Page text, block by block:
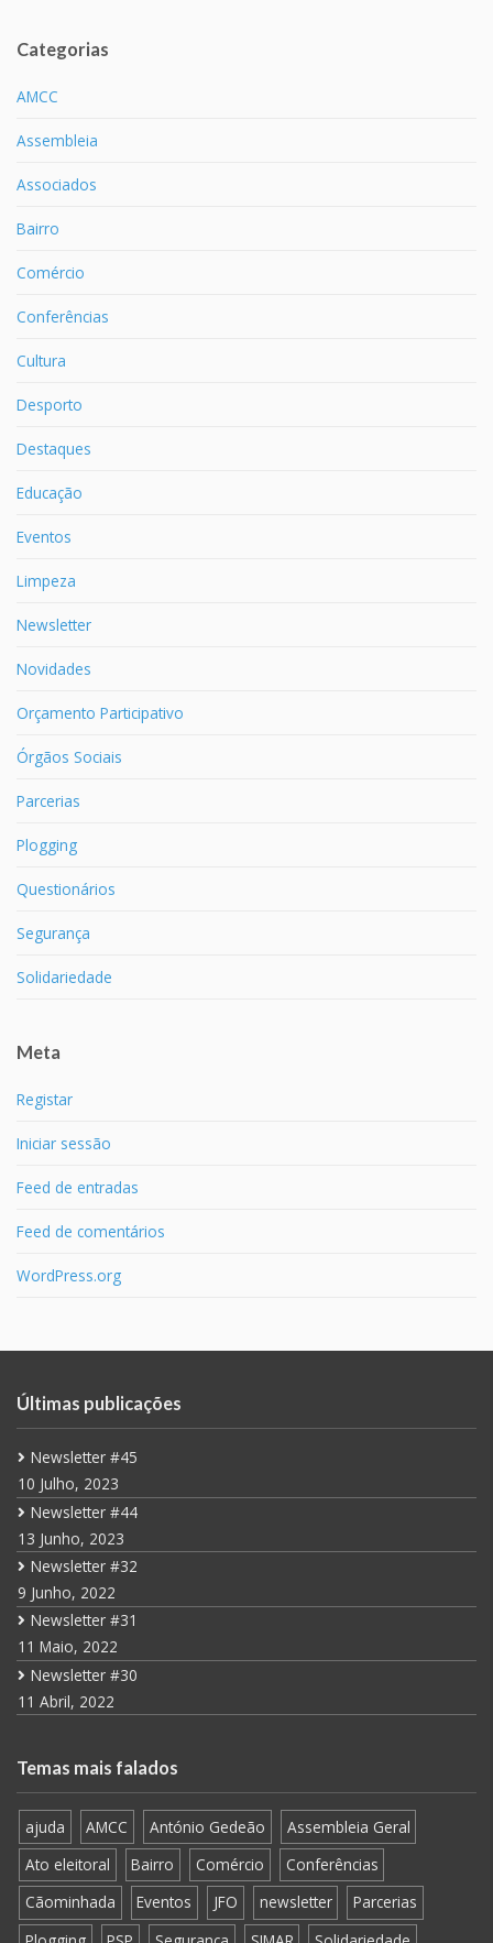
Categorias
AMCC
Assembleia
Associados
Bairro
Comércio
Conferências
Cultura
Desporto
Destaques
Educação
Eventos
Limpeza
Newsletter
Novidades
Orçamento Participativo
Órgãos Sociais
Parcerias
Plogging
Questionários
Segurança
Solidariedade
Meta
Registar
Iniciar sessão
Feed de entradas
Feed de comentários
WordPress.org
Últimas publicações
Newsletter #45
10 Julho, 2023
Newsletter #44
13 Junho, 2023
Newsletter #32
9 Junho, 2022
Newsletter #31
11 Maio, 2022
Newsletter #30
11 Abril, 2022
Temas mais falados
ajuda AMCC António Gedeão
Assembleia Geral
Ato eleitoral
Bairro Comércio
Conferências
Cãominhada
Eventos JFO newsletter
Parcerias